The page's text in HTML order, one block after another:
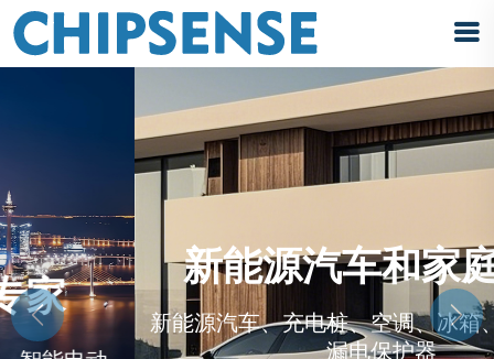
新能源汽车和家庭应用
新能源汽车、充电桩、空调、冰箱、智能电器、
Previous Next